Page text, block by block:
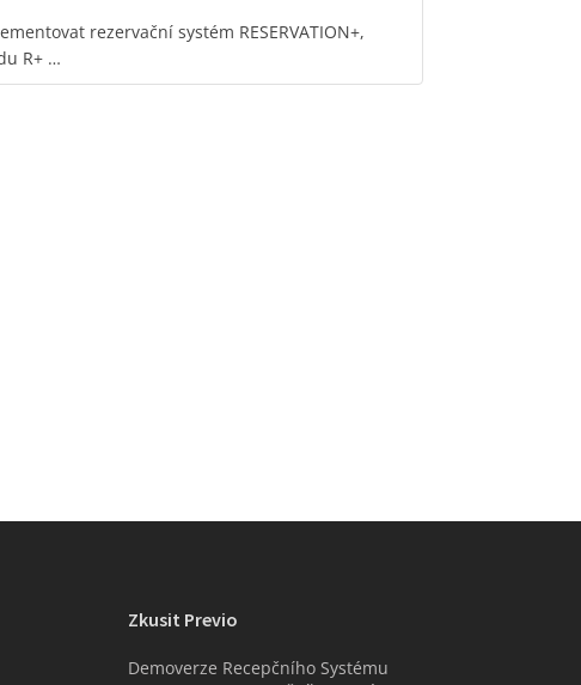
rezervační systém RESERVATION+,
R+ …
Zkusit Previo
Demoverze Recepčního Systému